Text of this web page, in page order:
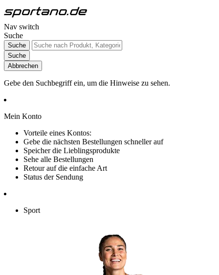
Nav switch
Suche
Suche
Suche
Abbrechen
Gebe den Suchbegriff ein, um die Hinweise zu sehen.
Mein Konto
Vorteile eines Kontos:
Gebe die nächsten Bestellungen schneller auf
Speicher die Lieblingsprodukte
Sehe alle Bestellungen
Retour auf die einfache Art
Status der Sendung
Sport